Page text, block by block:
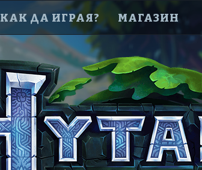
КАК ДА ИГРАЯ? МАГАЗИН